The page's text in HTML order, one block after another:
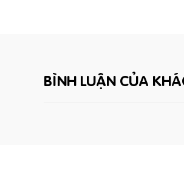
BÌNH LUẬN CỦA